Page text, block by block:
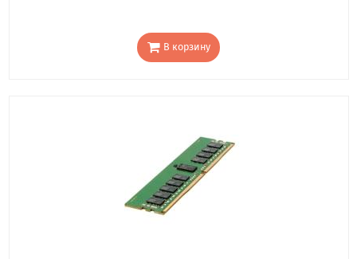
В корзину